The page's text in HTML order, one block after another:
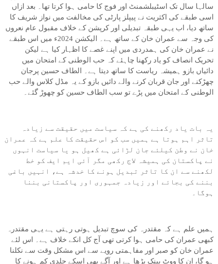
سالہا سال تک اسٹیبلشمنٹ اور فوج کا حامی ہوا کرتا تھا۔ بعد ازاں
اسی طبقے کی اکثریت نے پیپلز پارٹی کی مخالفت میں نواز شریف کا
ساتھ دیا، اب یہی طبقہ تبدیلی اور کرپشن کے خلاف مقبول عام نعروں
کی وجہ سے عمران خان کے ساتھ ہے۔ الیکشن 2024ء میں اس طبقے
نے عمران خان کی ہمدردی میں اپنے غصے کا اظہار کیا ہے لیکن
تحریک انصاف کو یاد رکھنا چاہئے کہ حب الوطنی کے امتحان میں
دائیاں بازو ہمیشہ ریاست کا ساتھ دیتا ہے۔ الطاف حسین پرجان
چھڑکنے اور جان قربان کرنے والے دائیں بازو کے یہ مڈل کلاس والے حب
الوطنی کے امتحان میں پڑے تو سب الطاف حسین کو چھوڑ گئے۔
یہ بات یاد رکھنے کی ہے کہ سیاست میں حقیقت سے زیادہ
تاثر اہم ہوتا ہے ہمیں سب کو اس حقیقت کا علم ہے کہ عمران
خان نے وطن کیلئے جان لڑائی ہے کھیل ہو یا سیاست انہوں
نے پاکستان کی ہمیشہ لاج رکھی مگر آئی ایم ایف کو خط
لکھنے سے ان کا تاثر تبدیل ہونے کا خدشہ ہے، انہیں باغی
بننے کی بجائے اور زیادہ جمہوری اور پاکستانی بننا
ہوگا۔
ہمیں علم ہے کہ مقتدرہ کی سوچ تبدیل ہوتی رہتی ہے یہی مقتدرہ
کبھی عمران کی حامی ہوا کرتی تھی آج کل انکے خلاف ہے۔ اس لئے
عمران خان کو صبر اور مفاہمتی رویے سے اس مشکل وقت سے نکلنا
ہو گا، ان کا ووٹ بینک بڑھا ہے اور آگے بھی اسکے جلدی کم ہونے کا